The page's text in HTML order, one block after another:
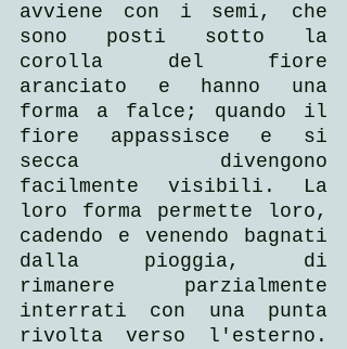
avviene con i semi, che
sono posti sotto la
corolla del fiore
aranciato e hanno una
forma a falce; quando il
fiore appassisce e si
secca divengono
facilmente visibili. La
loro forma permette loro,
cadendo e venendo bagnati
dalla pioggia, di
rimanere parzialmente
interrati con una punta
rivolta verso l'esterno.